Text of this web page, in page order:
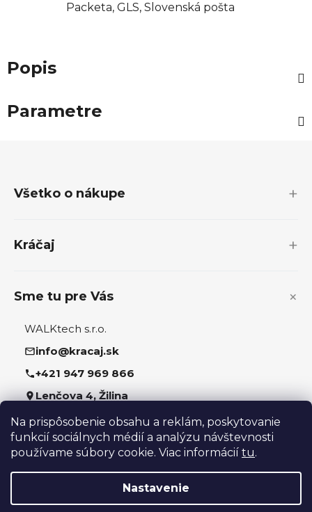
Na prispôsobenie obsahu a reklám, poskytovanie
funkcií sociálnych médií a analýzu návštevnosti
používame súbory cookie. Viac informácií tu.
Nastavenie
Packeta, GLS, Slovenská pošta
Popis
Parametre
Všetko o nákupe
Kráčaj
Sme tu pre Vás
WALKtech s.r.o.
info@kracaj.sk
+421 947 969 866
Lenčova 4, Žilina
Sledujte nás